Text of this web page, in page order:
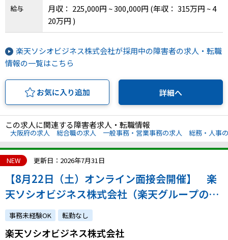
給与
月収： 225,000円 ~ 300,000円 (年収： 315万円 ~ 4
20万円 )
楽天ソシオビジネス株式会社が採用中の障害者の求人・転職
情報の一覧はこちら
お気に入り追加 詳細へ
この求人に関連する障害者求人・転職情報
大阪府の求人 総合職の求人 一般事務・営業事務の求人 総務・人事
NEW 更新日：2026年7月31日
【8月22日（土）オンライン面接会開催】 楽
天ソシオビジネス株式会社（楽天グループの特
例子会社◎障害の有無にかかわらずチャレンジ
できます）
事務未経験OK 転勤なし
楽天ソシオビジネス株式会社